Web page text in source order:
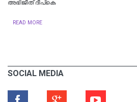
അഭിജീത് ദീപ്‌കെ
READ MORE
SOCIAL MEDIA